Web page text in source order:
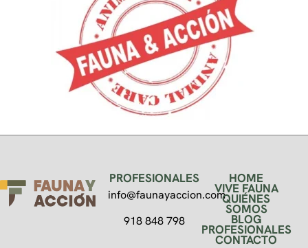
PROFESIONALES
info@faunayaccion.com
918 848 798
HOME
VIVE FAUNA
QUIÉNES
SOMOS
BLOG
PROFESIONALES
CONTACTO